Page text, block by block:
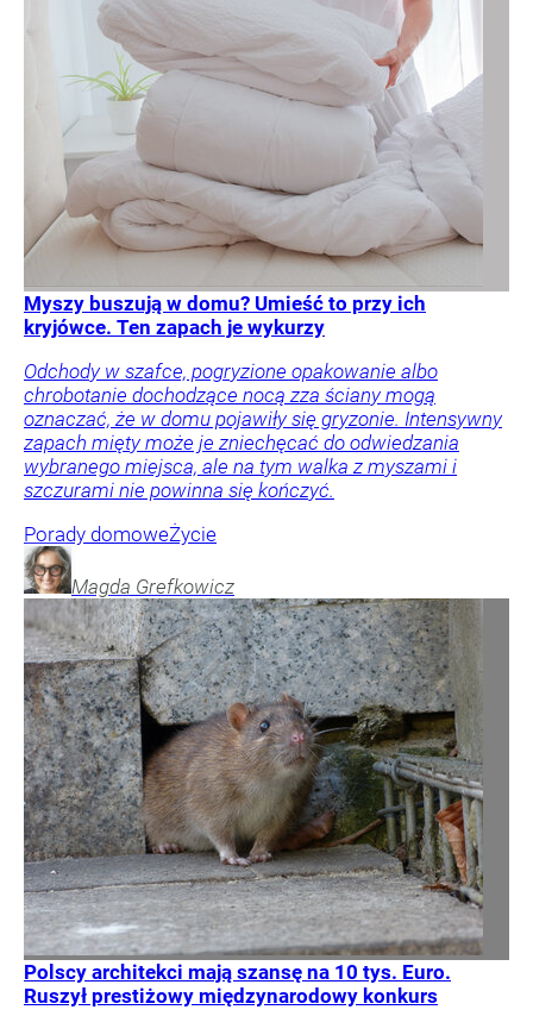
Myszy buszują w domu? Umieść to przy ich
kryjówce. Ten zapach je wykurzy
Odchody w szafce, pogryzione opakowanie albo
chrobotanie dochodzące nocą zza ściany mogą
oznaczać, że w domu pojawiły się gryzonie. Intensywny
zapach mięty może je zniechęcać do odwiedzania
wybranego miejsca, ale na tym walka z myszami i
szczurami nie powinna się kończyć.
Porady domoweŻycie
Magda Grefkowicz
Polscy architekci mają szansę na 10 tys. Euro.
Ruszył prestiżowy międzynarodowy konkurs